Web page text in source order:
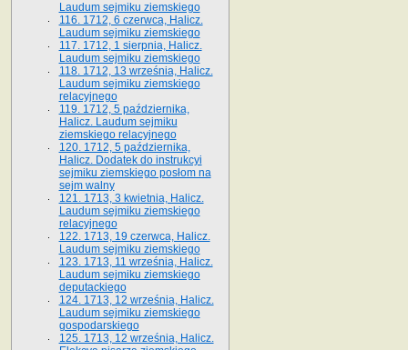
Laudum sejmiku ziemskiego
116. 1712, 6 czerwca, Halicz.
Laudum sejmiku ziemskiego
117. 1712, 1 sierpnia, Halicz.
Laudum sejmiku ziemskiego
118. 1712, 13 września, Halicz.
Laudum sejmiku ziemskiego
relacyjnego
119. 1712, 5 października,
Halicz. Laudum sejmiku
ziemskiego relacyjnego
120. 1712, 5 października,
Halicz. Dodatek do instrukcyi
sejmiku ziemskiego posłom na
sejm walny
121. 1713, 3 kwietnia, Halicz.
Laudum sejmiku ziemskiego
relacyjnego
122. 1713, 19 czerwca, Halicz.
Laudum sejmiku ziemskiego
123. 1713, 11 września, Halicz.
Laudum sejmiku ziemskiego
deputackiego
124. 1713, 12 września, Halicz.
Laudum sejmiku ziemskiego
gospodarskiego
125. 1713, 12 września, Halicz.